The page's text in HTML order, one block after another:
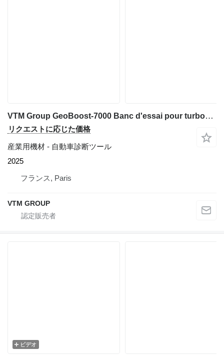
VTM Group GeoBoost-7000 Banc d'essai pour turbocompresseurs
リクエストに応じた価格
産業用機材 - 自動車診断ツール
2025
フランス, Paris
VTM GROUP
ビデオ